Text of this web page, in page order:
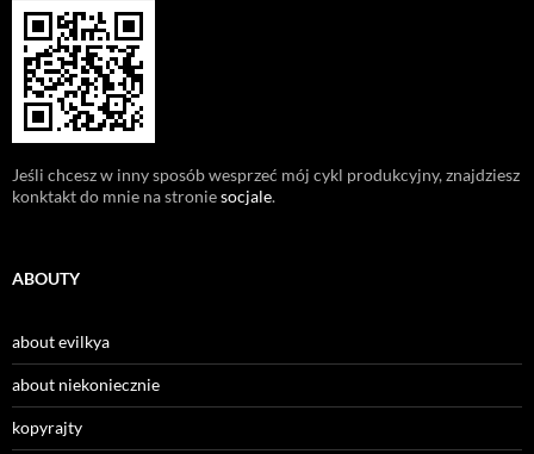
Jeśli chcesz w inny sposób wesprzeć mój cykl produkcyjny, znajdziesz
konktakt do mnie na stroniesocjale.
ABOUTY
about evilkya
about niekoniecznie
kopyrajty